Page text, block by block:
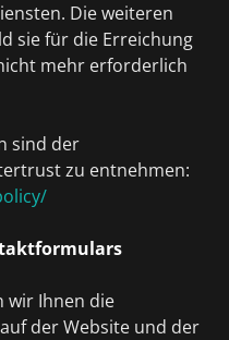
Die weiteren
sie für die Erreichung
mehr erforderlich
sind der
zu entnehmen:
wir Ihnen die
der Website und der